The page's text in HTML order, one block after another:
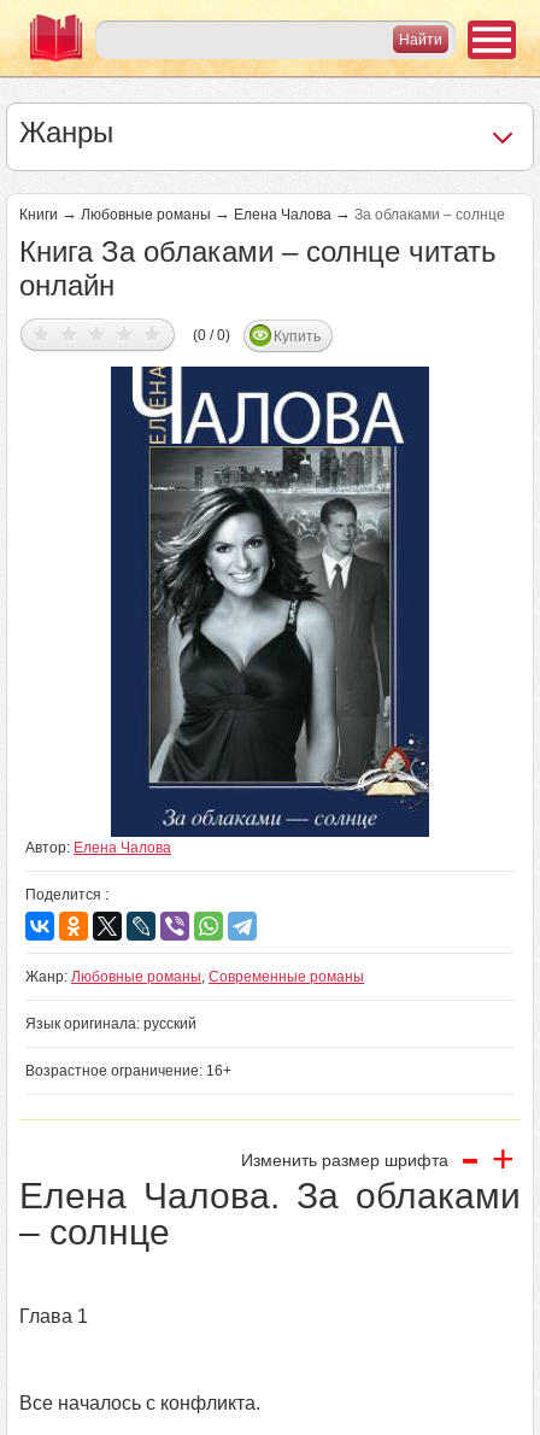
Жанры
Книги → Любовные романы → Елена Чалова → За облаками – солнце
Книга За облаками – солнце читать
онлайн
(0 / 0) Купить
Автор: Елена Чалова
Поделится :
Жанр: Любовные романы, Современные романы
Язык оригинала: русский
Возрастное ограничение: 16+
Изменить размер шрифта - +
Елена Чалова. За облаками
– солнце
Глава 1
Все началось с конфликта.